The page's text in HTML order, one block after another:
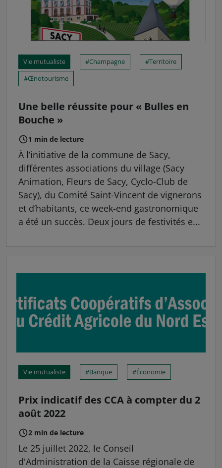
Vie mutualiste Champagne
Territoire
Œnotourisme
Une belle réussite pour « Bulles en
Bouche »
1 min de lecture
À l’initiative de la commune de Sacy,
différentes associations du village (Sacy
Animation, Fleurs de Sacy, Cyclo-Club de
Sacy), du Comité Saint-Vincent de vignerons
et d’habitants, ce week-end gastronomique
a été un succès. Deux jours de festivités e...
Vie mutualiste Banque Économie
Prix indicatif des CCA à compter du 2
août 2022
2 min de lecture
Le 25 juillet 2022, le Conseil
d'Administration de la Caisse régionale de